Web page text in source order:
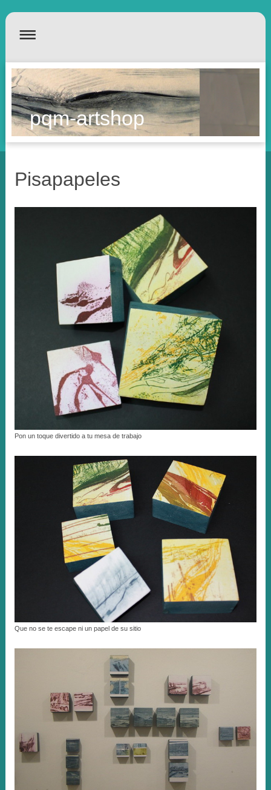
pqm-artshop
Pisapapeles
Pon un toque divertido a tu mesa de trabajo
Que no se te escape ni un papel de su sitio